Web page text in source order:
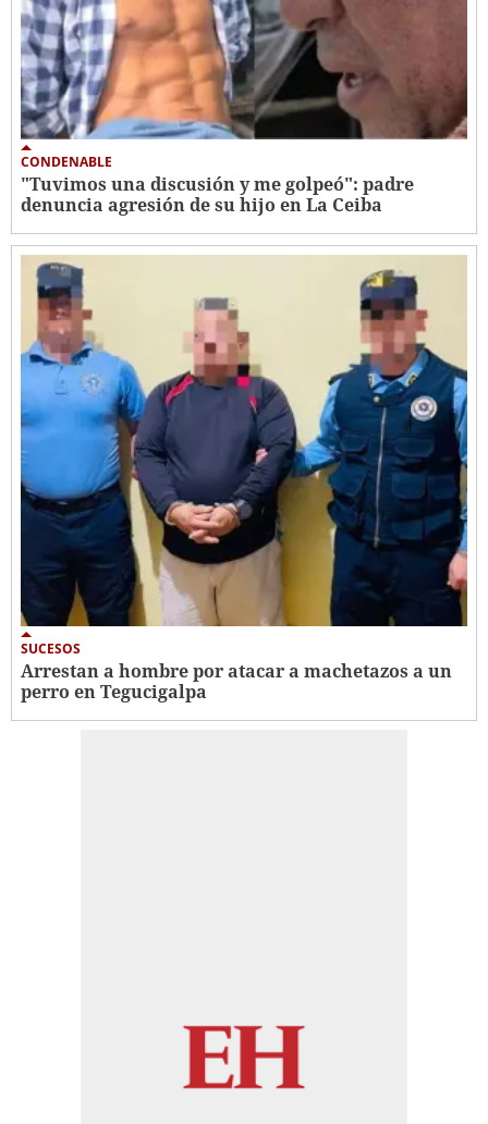
CONDENABLE
"Tuvimos una discusión y me golpeó": padre
denuncia agresión de su hijo en La Ceiba
SUCESOS
Arrestan a hombre por atacar a machetazos a un
perro en Tegucigalpa